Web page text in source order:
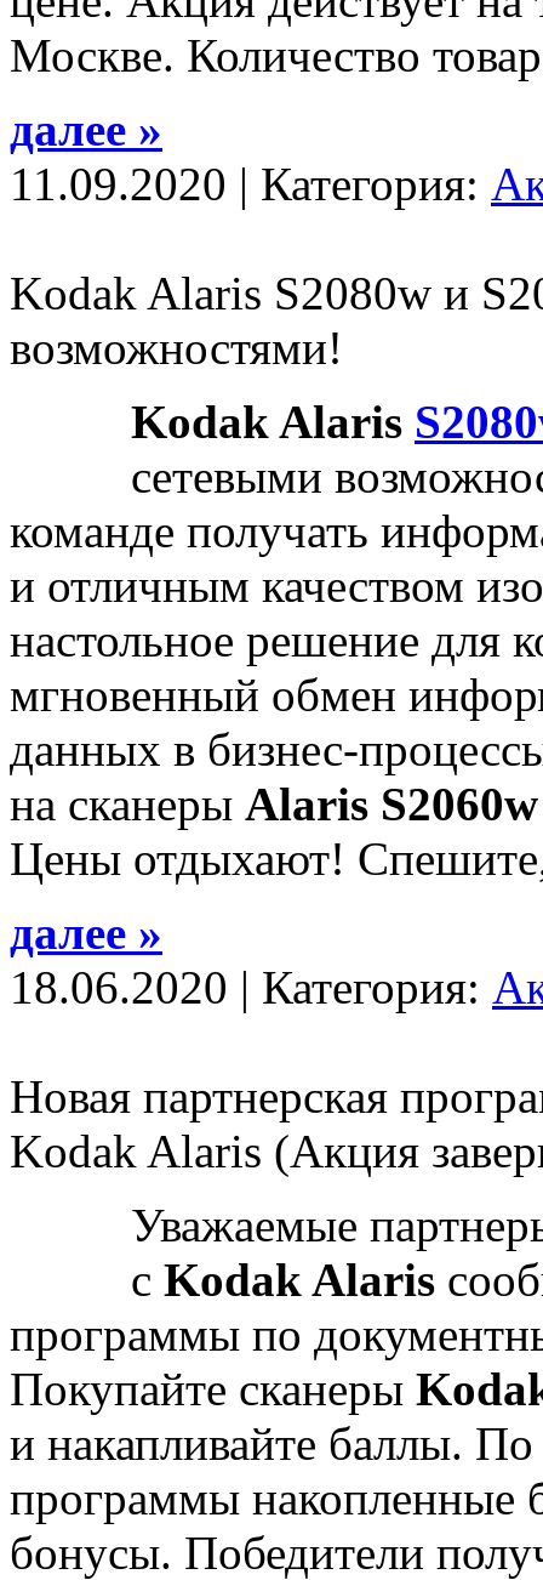
Москве. Количество
далее »
11.09.2020 | Категория:
Kodak Alaris S2080w и
возможностями!
KodakAlaris S2080
сетевыми
команде получать
и отличным качеством
настольное решение для
мгновенный обмен
данных в бизнес-
на сканеры Alaris S2060w
Цены отдыхают!
далее »
18.06.2020 | Категория:
Новая партнерская
Kodak Alaris (Акция
Уважаемые
с Kodak Alaris
программы по
Покупайте сканеры
и накапливайте баллы.
программы накопленные
бонусы. Победители